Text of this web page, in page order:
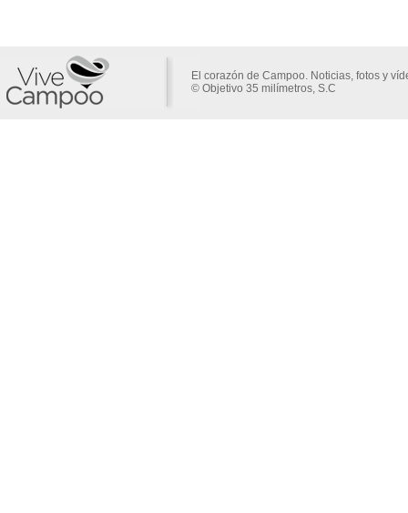
El corazón de Campoo. Noticias, fotos y
© Objetivo 35 milímetros, S.C